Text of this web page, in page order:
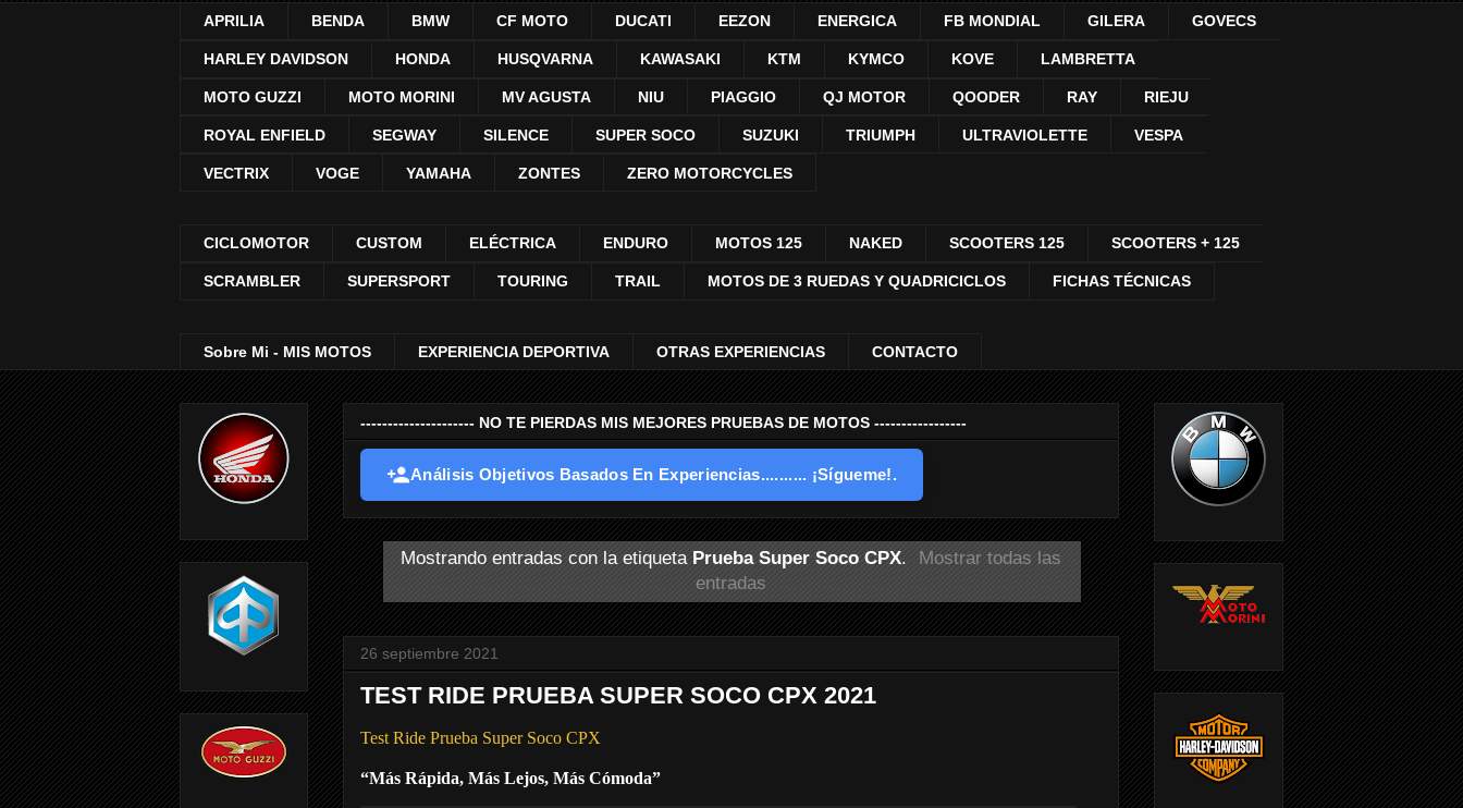
APRILIA BENDA BMW CF MOTO DUCATI EEZON ENERGICA FB MONDIAL GILERA GOVECS
HARLEY DAVIDSON HONDA HUSQVARNA KAWASAKI KTM KYMCO KOVE LAMBRETTA
MOTO GUZZI MOTO MORINI MV AGUSTA NIU PIAGGIO QJ MOTOR QOODER RAY RIEJU
ROYAL ENFIELD SEGWAY SILENCE SUPER SOCO SUZUKI TRIUMPH ULTRAVIOLETTE VESPA
VECTRIX VOGE YAMAHA ZONTES ZERO MOTORCYCLES
CICLOMOTOR CUSTOM ELÉCTRICA ENDURO MOTOS 125 NAKED SCOOTERS 125 SCOOTERS + 125
SCRAMBLER SUPERSPORT TOURING TRAIL MOTOS DE 3 RUEDAS Y QUADRICICLOS FICHAS TÉCNICAS
Sobre Mi - MIS MOTOS EXPERIENCIA DEPORTIVA OTRAS EXPERIENCIAS CONTACTO
--------------------- NO TE PIERDAS MIS MEJORES PRUEBAS DE MOTOS -----------------
Análisis Objetivos Basados En Experiencias.......... ¡Sígueme!.
Mostrando entradas con la etiqueta Prueba Super Soco CPX.
Mostrar todas las
entradas
26 septiembre 2021
TEST RIDE PRUEBA SUPER SOCO CPX 2021
Test Ride Prueba Super Soco CPX
“Más Rápida, Más Lejos, Más Cómoda”